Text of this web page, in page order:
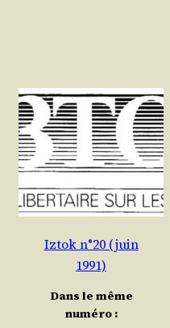
Iztok n°20 (juin
1991)
Dans le même
numéro :